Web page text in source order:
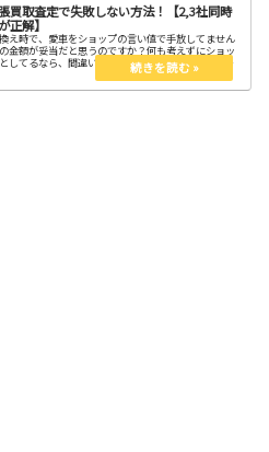
買取査定で失敗しない方法！【2,3社同時
正解】
え時で、愛車をショップの言い値で手放してません
金額が妥当だと思うのですか？何も考えずにショッ
してるなら、間違いなく大損してます。高く売るな
１つ。はバイク買取業者2，3社を同時に読んで競合さ